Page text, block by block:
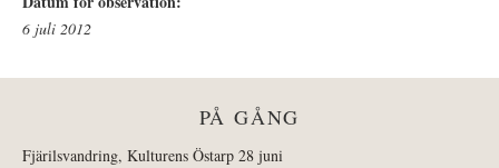
6 juli 2012
PÅ GÅNG
Fjärilsvandring, Kulturens Östarp 28 juni